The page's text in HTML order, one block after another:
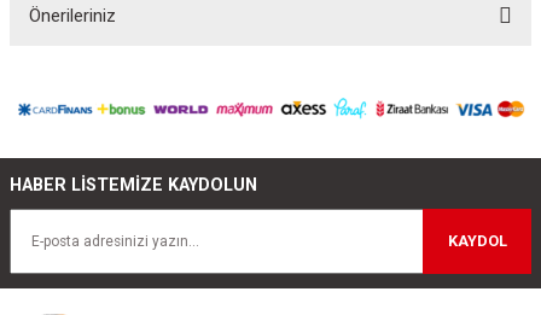
Önerileriniz
iletebilirsiniz.
Ürün açıklamasında eksik bilgiler bulunuyor.
HABER LİSTEMİZE KAYDOLUN
KAYDOL